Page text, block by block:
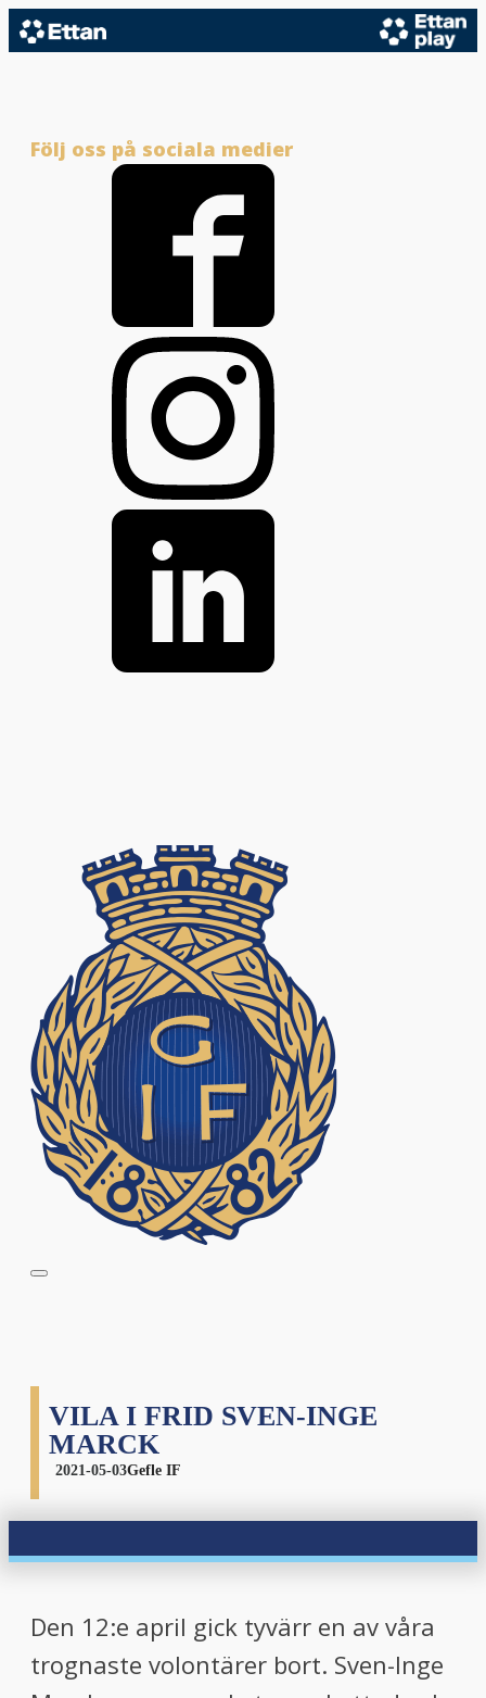
Följ oss på sociala medier
VILA I FRID SVEN-INGE
MARCK
2021-05-03Gefle IF
Den 12:e april gick tyvärr en av våra
trognaste volontärer bort. Sven-Inge